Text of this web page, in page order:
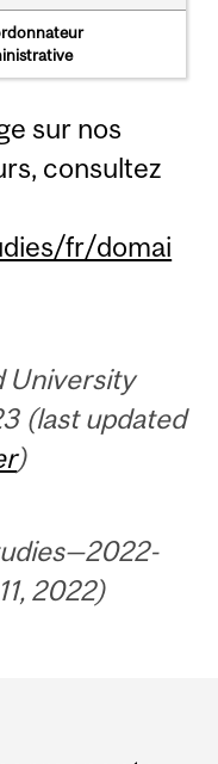
sur nos
consultez
fr/domai
University
(last updated
)
2022)